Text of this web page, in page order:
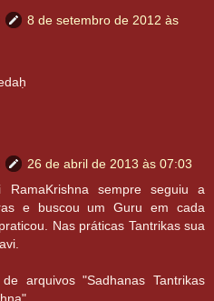
8 de setembro de 2012 às
26 de abril de 2013 às 07:03
sempre seguiu a
e buscou um Guru em cada
Nas práticas Tantrikas sua
arquivos "Sadhanas Tantrikas